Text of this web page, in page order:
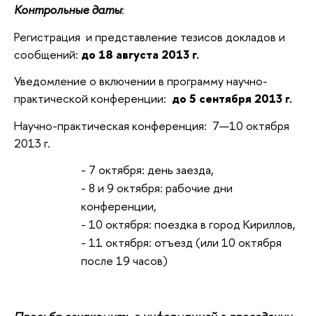
Контрольные даты:
Регистрация и представление тезисов докладов и
сообщений: до 18 августа 2013 г.
Уведомление о включении в программу научно-
практической конференции: до 5 сентября 2013 г.
Научно-практическая конференция: 7—10 октября
2013 г.
- 7 октября: день заезда,
- 8 и 9 октября: рабочие дни
конференции,
- 10 октября: поездка в город Кириллов,
- 11 октября: отъезд (или 10 октября
после 19 часов)